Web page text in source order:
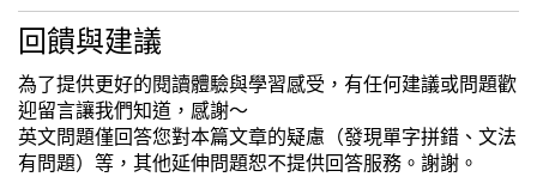
回饋與建議
為了提供更好的閱讀體驗與學習感受，有任何建議或問題歡
迎留言讓我們知道，感謝～
英文問題僅回答您對本篇文章的疑慮（發現單字拼錯、文法
有問題）等，其他延伸問題恕不提供回答服務。謝謝。